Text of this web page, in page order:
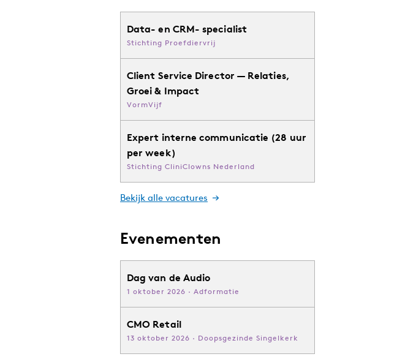
Data- en CRM- specialist
Stichting Proefdiervrij
Client Service Director — Relaties,
Groei & Impact
VormVijf
Expert interne communicatie (28 uur
per week)
Stichting CliniClowns Nederland
Bekijk alle vacatures
Evenementen
Dag van de Audio
1 oktober 2026 · Adformatie
CMO Retail
13 oktober 2026 · Doopsgezinde Singelkerk